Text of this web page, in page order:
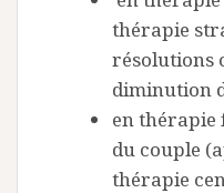
thérapie
résolutions
diminution
en thérapie
du couple
thérapie